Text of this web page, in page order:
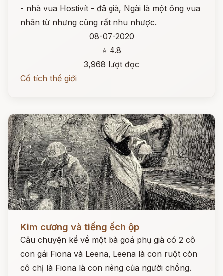
- nhà vua Hostivít - đã già, Ngài là một ông vua
nhân từ nhưng cũng rất nhu nhược.
08-07-2020
⭐ 4.8
3,968 lượt đọc
Cổ tích thế giới
Kim cương và tiếng ếch ộp
Câu chuyện kể về một bà goá phụ già có 2 cô
con gái Fiona và Leena, Leena là con ruột còn
cô chị là Fiona là con riêng của người chồng.